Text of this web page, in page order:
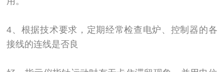
4、根据技术要求，定期经常检查电炉、控制器的各
接线的连线是否良